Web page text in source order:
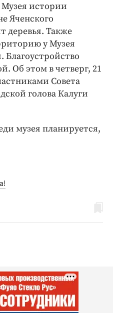
истории
Яченского
деревья. Также
у Музея
Об этом в четверг, 21
Совета
голова Калуги
музея планируется,